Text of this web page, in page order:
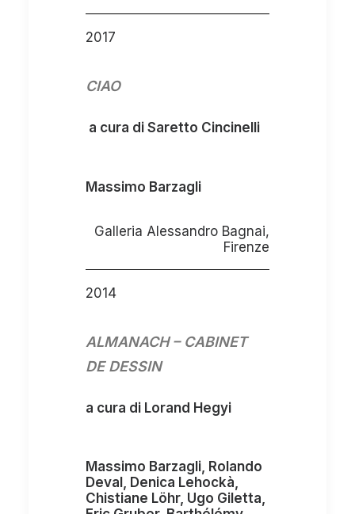
2017
CIAO
a cura di Saretto Cincinelli
Massimo Barzagli
Galleria Alessandro Bagnai,
Firenze
2014
ALMANACH – CABINET
DE DESSIN
a cura di Lorand Hegyi
Massimo Barzagli, Rolando
Deval, Denica Lehockà,
Chistiane Löhr, Ugo Giletta,